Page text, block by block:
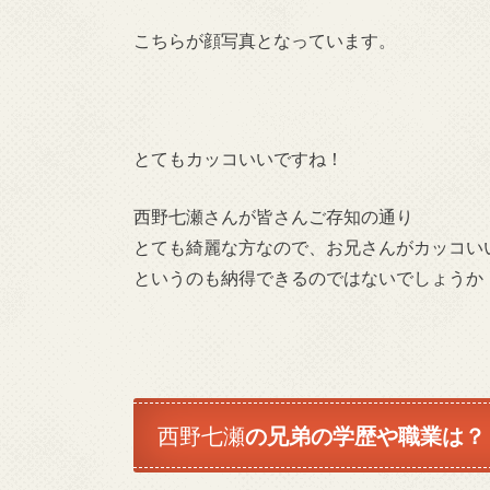
こちらが顔写真となっています。
とてもカッコいいですね！
西野七瀬さんが皆さんご存知の通り
とても綺麗な方なので、お兄さんがカッコい
というのも納得できるのではないでしょうか
西野七瀬の兄弟の学歴や職業は？